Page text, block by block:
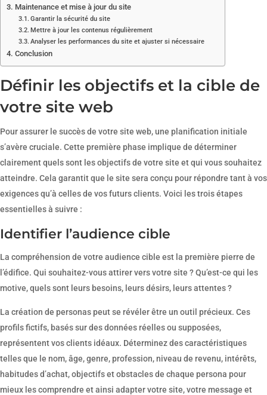
Maintenance et mise à jour du site
Garantir la sécurité du site
Mettre à jour les contenus régulièrement
Analyser les performances du site et ajuster si nécessaire
Conclusion
Définir les objectifs et la cible de
votre site web
Pour assurer le succès de votre site web, une planification initiale
s’avère cruciale. Cette première phase implique de déterminer
clairement quels sont les objectifs de votre site et qui vous souhaitez
atteindre. Cela garantit que le site sera conçu pour répondre tant à vos
exigences qu’à celles de vos futurs clients. Voici les trois étapes
essentielles à suivre :
Identifier l’audience cible
La compréhension de votre audience cible est la première pierre de
l’édifice. Qui souhaitez-vous attirer vers votre site ? Qu’est-ce qui les
motive, quels sont leurs besoins, leurs désirs, leurs attentes ?
La création de personas peut se révéler être un outil précieux. Ces
profils fictifs, basés sur des données réelles ou supposées,
représentent vos clients idéaux. Déterminez des caractéristiques
telles que le nom, âge, genre, profession, niveau de revenu, intérêts,
habitudes d’achat, objectifs et obstacles de chaque persona pour
mieux les comprendre et ainsi adapter votre site, votre message et